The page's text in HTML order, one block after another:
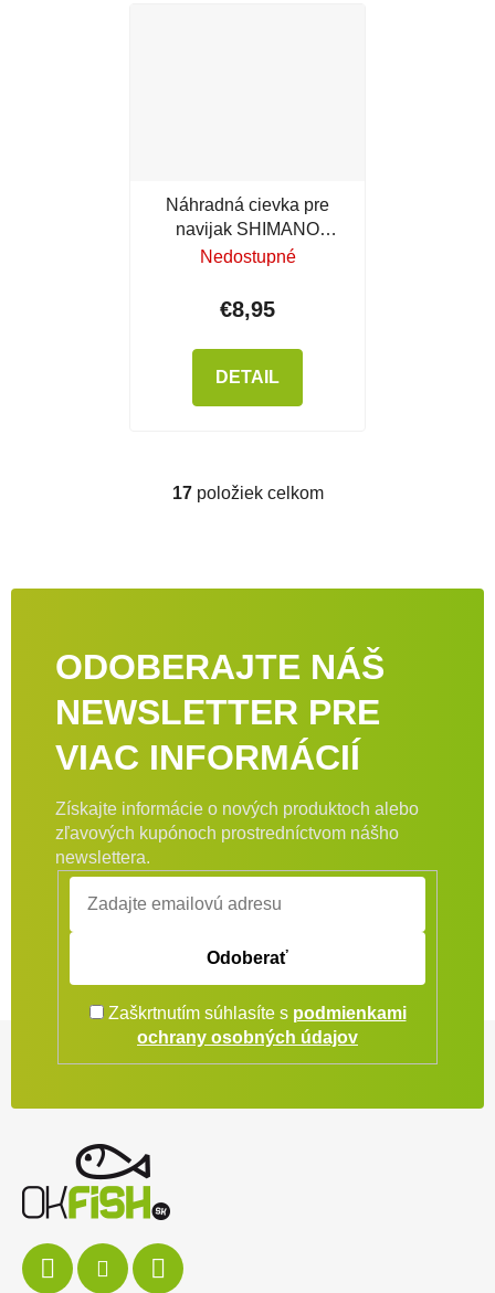
Náhradná cievka pre
navijak SHIMANO
Sienna 2500 FE
Nedostupné
€8,95
DETAIL
Ovládacie prvky výpisu
17položiek celkom
ODOBERAJTE NÁŠ
NEWSLETTER PRE
VIAC INFORMÁCIÍ
Získajte informácie o nových produktoch alebo
zľavových kupónoch prostredníctvom nášho
newslettera.
Odoberať
Zaškrtnutím súhlasíte s podmienkami
ochrany osobných údajov